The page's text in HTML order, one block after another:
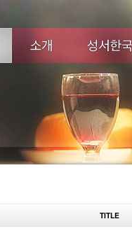
TITLE